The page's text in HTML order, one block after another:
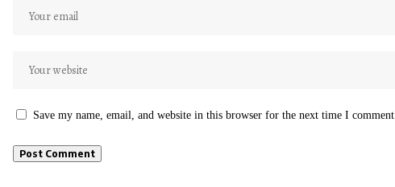
Save my name, email, and website in this browser for the next time I comment.